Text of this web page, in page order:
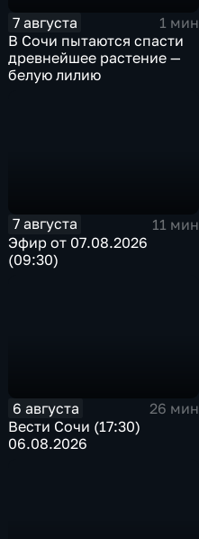
7 августа
1 мин
В Сочи пытаются спасти
древнейшее растение —
белую лилию
7 августа
11 мин
Эфир от 07.08.2026
(09:30)
6 августа
26 мин
Вести Сочи (17:30)
06.08.2026